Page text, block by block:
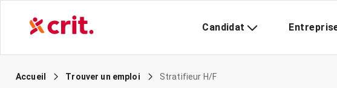
Candidat
Accueil Trouver un emploi Stratifieur H/F